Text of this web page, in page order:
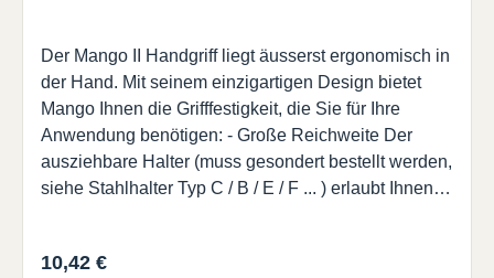
Der Mango II Handgriff liegt äusserst ergonomisch in
der Hand. Mit seinem einzigartigen Design bietet
Mango Ihnen die Grifffestigkeit, die Sie für Ihre
Anwendung benötigen: - Große Reichweite Der
ausziehbare Halter (muss gesondert bestellt werden,
siehe Stahlhalter Typ C / B / E / F ... ) erlaubt Ihnen,
erreichen.- Ergonomische Aufsteckkappe Die
Regulärer Preis:
10,42 €